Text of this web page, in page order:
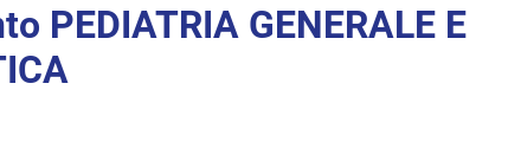
PEDIATRIA GENERALE E